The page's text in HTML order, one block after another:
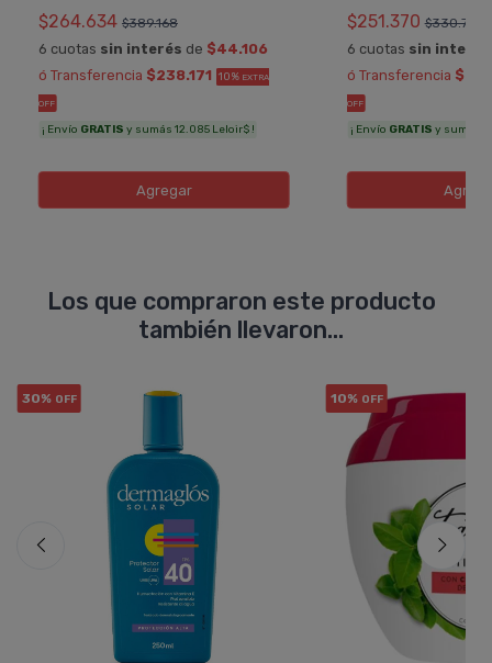
$264.634 $389.168
6 cuotas sin interés de $44.106
ó Transferencia $238.171 10% EXTRA
OFF
¡ Envío GRATIS y sumás 12.085 Leloir$ !
Agregar
$251.370 $330.750
6 cuotas sin interés
ó Transferencia
OFF
¡ Envío GRATIS y sumás
Los que compraron este producto
también llevaron...
30% OFF 10% OFF